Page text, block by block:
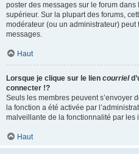
poster des messages sur le forum
supérieur. Sur la plupart des forums,
modérateur (ou un administrateur)
messages.
Haut
Lorsque je clique sur le lien courriel
connecter !?
Seuls les membres peuvent s’envoyer
la fonction a été activée par
malveillante de la fonctionnalité par les
Haut